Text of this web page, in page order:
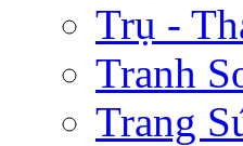
Trụ -
Tranh
Trang